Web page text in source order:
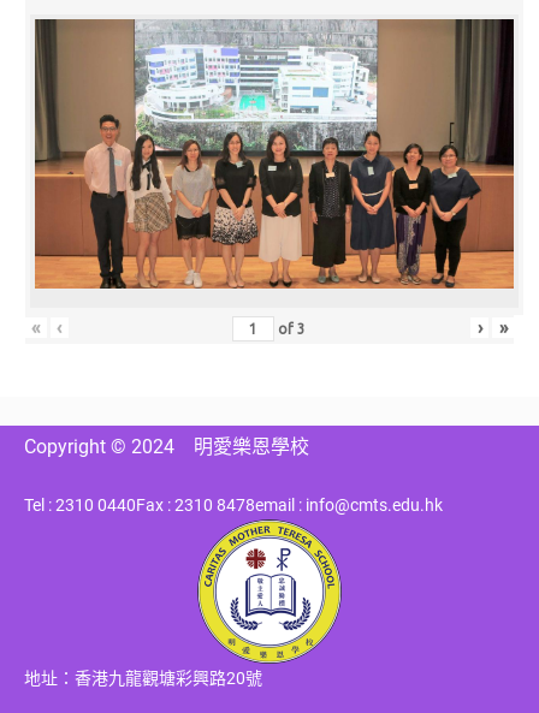
« ‹ of3 › »
Copyright © 2024 明愛樂恩學校
Tel : 2310 0440Fax : 2310 8478email : info@cmts.edu.hk
地址：香港九龍觀塘彩興路20號